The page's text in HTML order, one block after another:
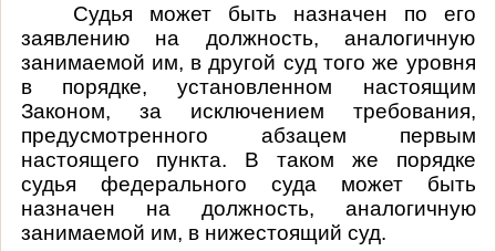
Судья может быть назначен по его
заявлению на должность, аналогичную
занимаемой им, в другой суд того же уровня
в порядке, установленном настоящим
Законом, за исключением требования,
предусмотренного абзацем первым
настоящего пункта. В таком же порядке
судья федерального суда может быть
назначен на должность, аналогичную
занимаемой им, в нижестоящий суд.